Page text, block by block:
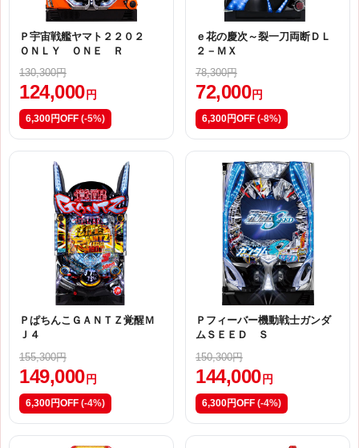
Ｐ宇宙戦艦ヤマト２２０２
ＯＮＬＹ ＯＮＥ Ｒ
130,300円
124,000 円
6,300円OFF (-5%)
ｅ花の慶次～裂一刀両断ＤＬ
２－ＭＸ
78,300円
72,000 円
6,300円OFF (-8%)
ＰぱちんこＧＡＮＴＺ覚醒Ｍ
Ｊ４
155,300円
149,000円
6,300円OFF (-4%)
Ｐフィーバー機動戦士ガンダ
ムＳＥＥＤ Ｓ
150,300円
144,000円
6,300円OFF (-4%)